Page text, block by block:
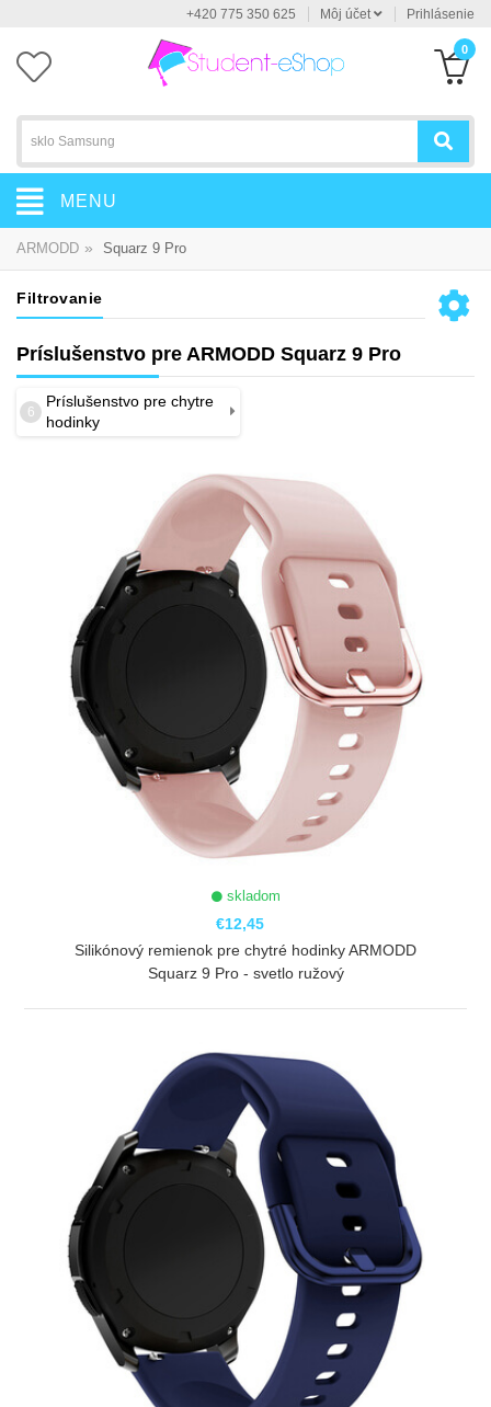
+420 775 350 625 Môj účet Prihlásenie
0
MENU
ARMODD » Squarz 9 Pro
Filtrovanie
Príslušenstvo pre ARMODD Squarz 9 Pro
6
Príslušenstvo pre chytre
hodinky
skladom
€12,45
Silikónový remienok pre chytré hodinky ARMODD
Squarz 9 Pro - svetlo ružový